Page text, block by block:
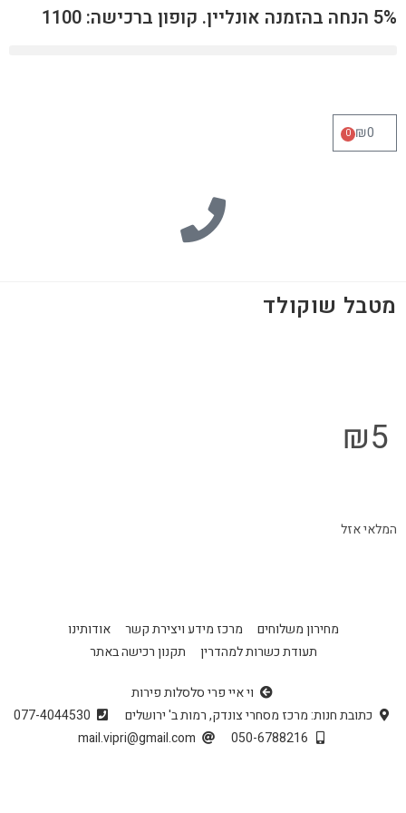
5% הנחה בהזמנה אונליין. קופון ברכישה: 1100
₪0
0
מטבל שוקולד
₪5
המלאי אזל
מחירון משלוחים מרכז מידע ויצירת קשר
אודותינו
תעודת כשרות למהדרין
תקנון רכישה באתר
וי איי פרי סלסלות פירות
כתובת חנות: מרכז מסחרי צונדק, רמות ב' ירושלים
077-4044530
050-6788216
mail.vipri@gmail.com